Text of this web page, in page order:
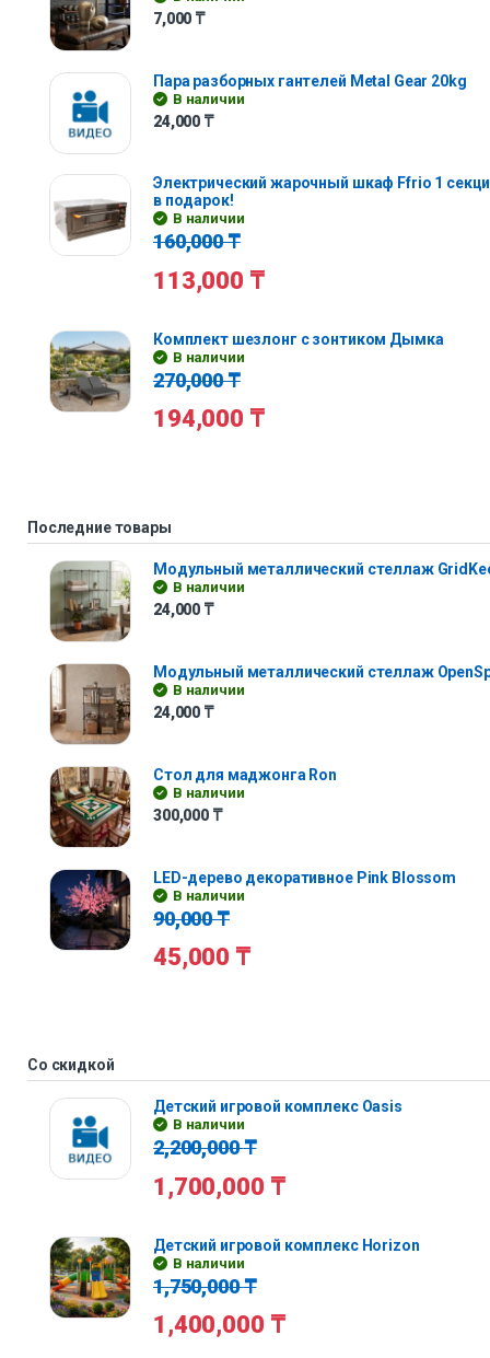
7,000 ₸
Пара разборных гантелей Metal Gear 20kg
В наличии
24,000 ₸
Электрический жарочный шкаф Ffrio 1
в подарок!
В наличии
160,000₸
113,000 ₸
Комплект шезлонг с зонтиком Дымка
В наличии
270,000₸
194,000 ₸
Последние товары
Модульный металлический стеллаж
В наличии
24,000 ₸
Модульный металлический стеллаж
В наличии
24,000 ₸
Стол для маджонга Ron
В наличии
300,000 ₸
LED-дерево декоративное Pink Blossom
В наличии
90,000₸
45,000 ₸
Со скидкой
Детский игровой комплекс Oasis
В наличии
2,200,000₸
1,700,000 ₸
Детский игровой комплекс Horizon
В наличии
1,750,000₸
1,400,000 ₸